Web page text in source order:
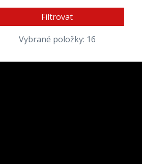
Filtrovat
Vybrané položky: 16